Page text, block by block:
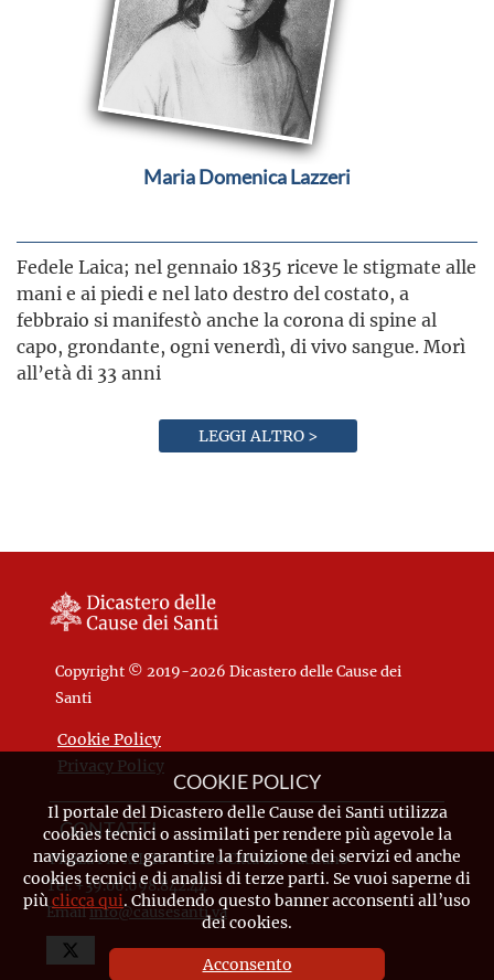
Maria Domenica Lazzeri
Fedele Laica; nel gennaio 1835 riceve le stigmate alle
mani e ai piedi e nel lato destro del costato, a
febbraio si manifestò anche la corona di spine al
capo, grondante, ogni venerdì, di vivo sangue. Morì
all’età di 33 anni
LEGGI ALTRO >
Copyright © 2019-2026 Dicastero delle Cause dei
Santi
Cookie Policy
Privacy Policy
CONTATTI
Piazza Pio XII, 10 - 00120 Città del Vaticano
Tel. +39.06.698.842.44
Emailinfo@causesanti.va
COOKIE POLICY
Il portale del Dicastero delle Cause dei Santi utilizza
cookies tecnici o assimilati per rendere più agevole la
navigazione e garantire la fruizione dei servizi ed anche
cookies tecnici e di analisi di terze parti. Se vuoi saperne di
piùclicca qui. Chiudendo questo banner acconsenti all’uso
dei cookies.
Acconsento